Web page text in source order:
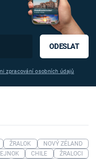
ODESLAT
zpracování osobních údajů
ŽRALOK
NOVÝ ZÉLAND
CHILE
ŽRALOCI